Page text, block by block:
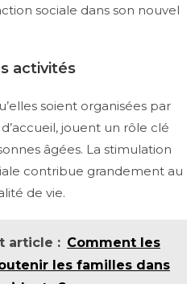
sociale dans son nouvel
activités
soient organisées par
jouent un rôle clé
âgées. La stimulation
contribue grandement au
de vie.
article : Comment les
les familles dans